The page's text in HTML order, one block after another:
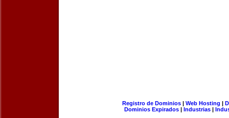
Registro de Dominios| Web Hosting |
Dominios Expirados | Industrias |